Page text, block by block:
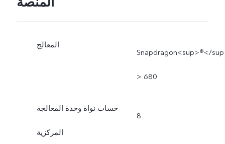
المعالج
Snapdragon<sup>®</sup
> 680
حساب نواة وحدة المعالجة
المركزية
8